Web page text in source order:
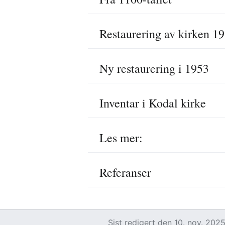
Restaurering av kirken
Ny restaurering i 1953
Inventar i Kodal kirke
Les mer:
Referanser
Sist redigert den 10. nov.